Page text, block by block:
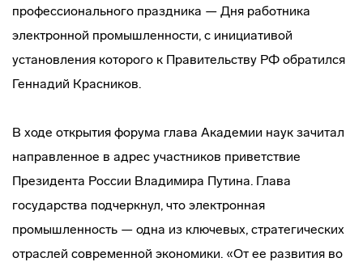
профессионального праздника — Дня работника
электронной промышленности, с инициативой
установления которого к Правительству РФ обратился
Геннадий Красников.
В ходе открытия форума глава Академии наук зачитал
направленное в адрес участников приветствие
Президента России Владимира Путина. Глава
государства подчеркнул, что электронная
промышленность — одна из ключевых, стратегических
отраслей современной экономики. «От ее развития во